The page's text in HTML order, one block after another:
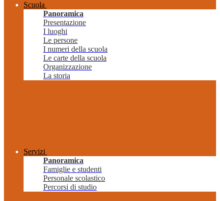
Scuola
Panoramica
Presentazione
I luoghi
Le persone
I numeri della scuola
Le carte della scuola
Organizzazione
La storia
Servizi
Panoramica
Famiglie e studenti
Personale scolastico
Percorsi di studio